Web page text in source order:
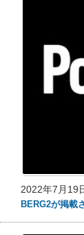
2022年7月
BERG2が掲載